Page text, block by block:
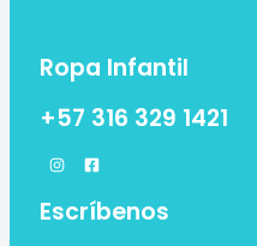
Ropa Infantil
+57 316 329 1421
Escríbenos